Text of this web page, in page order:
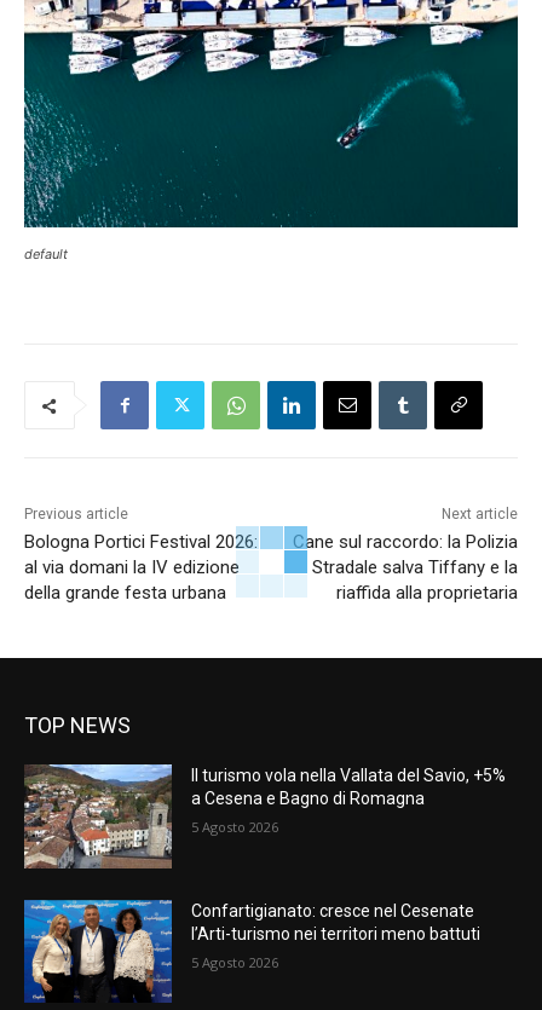
default
Previous article
Bologna Portici Festival 2026:
al via domani la IV edizione
della grande festa urbana
Next article
Cane sul raccordo: la Polizia
Stradale salva Tiffany e la
riaffida alla proprietaria
TOP NEWS
Il turismo vola nella Vallata del Savio, +5%
a Cesena e Bagno di Romagna
5 Agosto 2026
Confartigianato: cresce nel Cesenate
l’Arti-turismo nei territori meno battuti
5 Agosto 2026